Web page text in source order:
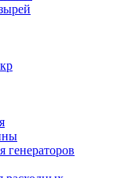
генераторов